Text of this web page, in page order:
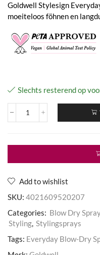
Goldwell Stylesign
moeiteloos föhnen en
Slechts resterend op
Stylesign
Dry
aantal
Add to wishlist
SKU: 4021609520207
Categories: Blow Dry Spray
Styling Stylingsprays
Tags: Everyday Blow-Dry